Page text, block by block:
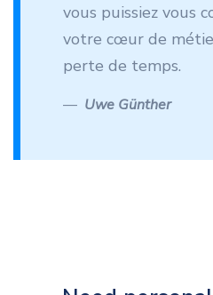
vous puissiez vous
votre cœur de
perte de temps.
Uwe Günther